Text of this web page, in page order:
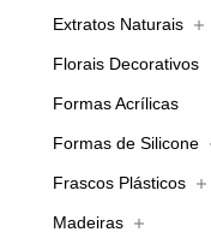
Extratos Naturais
Florais Decorativos
Formas Acrílicas
Formas de Silicone
Frascos Plásticos
Madeiras